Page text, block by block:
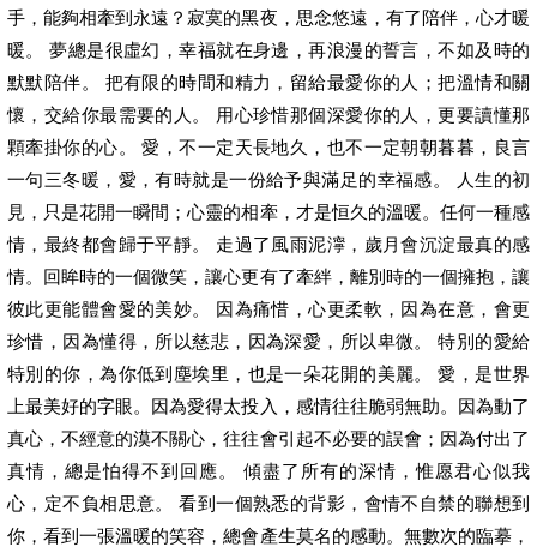
手，能夠相牽到永遠？寂寞的黑夜，思念悠遠，有了陪伴，心才暖
暖。 夢總是很虛幻，幸福就在身邊，再浪漫的誓言，不如及時的
默默陪伴。 把有限的時間和精力，留給最愛你的人；把溫情和關
懷，交給你最需要的人。 用心珍惜那個深愛你的人，更要讀懂那
顆牽掛你的心。 愛，不一定天長地久，也不一定朝朝暮暮，良言
一句三冬暖，愛，有時就是一份給予與滿足的幸福感。 人生的初
見，只是花開一瞬間；心靈的相牽，才是恒久的溫暖。任何一種感
情，最終都會歸于平靜。 走過了風雨泥濘，歲月會沉淀最真的感
情。回眸時的一個微笑，讓心更有了牽絆，離別時的一個擁抱，讓
彼此更能體會愛的美妙。 因為痛惜，心更柔軟，因為在意，會更
珍惜，因為懂得，所以慈悲，因為深愛，所以卑微。 特別的愛給
特別的你，為你低到塵埃里，也是一朵花開的美麗。 愛，是世界
上最美好的字眼。因為愛得太投入，感情往往脆弱無助。因為動了
真心，不經意的漠不關心，往往會引起不必要的誤會；因為付出了
真情，總是怕得不到回應。 傾盡了所有的深情，惟愿君心似我
心，定不負相思意。 看到一個熟悉的背影，會情不自禁的聯想到
你，看到一張溫暖的笑容，總會產生莫名的感動。無數次的臨摹，